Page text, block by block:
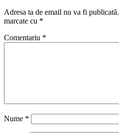
Adresa ta de email nu va fi publicată.
marcate cu *
Comentariu *
Nume *